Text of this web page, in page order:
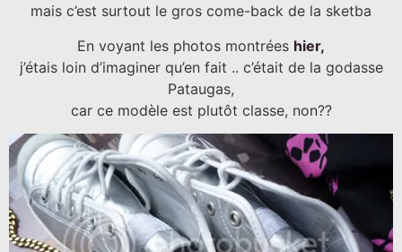
mais c’est surtout le gros come-back de la sketba
En voyant les photos montrées hier,
j’étais loin d’imaginer qu’en fait .. c’était de la godasse
Pataugas,
car ce modèle est plutôt classe, non??